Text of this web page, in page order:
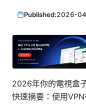
Published:2026-
2026年你的電視盒
快速摘要：使用